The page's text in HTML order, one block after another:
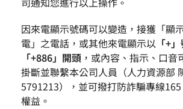
只...
Continue Reading
因來電顯示號碼可以變造，接獲「顯
電」之電話，或其他來電顯示以 「+
「+886」開頭 ，或內容、指示、口
掛斷並聯繫本公司人員（人力資源部
5791213），並可撥打防詐騙專線
權益。